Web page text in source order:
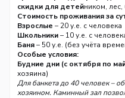
Территорияс родником, лес,
Рыболовные снасти(по
Байдарки (по запросу)
Лыжизимой (по запросу)
Парковкана территории
скидки для детей
Стоимость проживания за
Взрослые – 20 у.е. с человека
Школьники– 10 у.е. с
Дошкольники– бесплатно
Баня– 50 у.е. (без учёта
Особые условия:
Будние дни (с октября по
хозяина)
Для банкета до 40 человек –
хозяином. Каминный зал